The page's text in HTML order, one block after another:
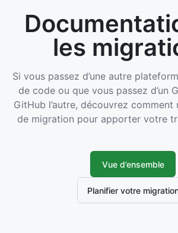
les
Si vous passez d’une autre
de code ou que vous passez d’un
GitHub l’autre, découvrez
de migration pour apporter votre
Vue d’ensemble
Planifier votre